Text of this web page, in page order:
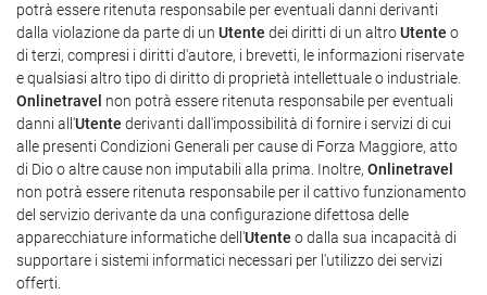
potrà essere ritenuta responsabile per eventuali danni derivanti
dalla violazione da parte di un Utente dei diritti di un altroUtente o
di terzi, compresi i diritti d'autore, i brevetti, le informazioni riservate
e qualsiasi altro tipo di diritto di proprietà intellettuale o industriale.
Onlinetravel non potrà essere ritenuta responsabile per eventuali
danni all'Utente derivanti dall'impossibilità di fornire i servizi di cui
alle presenti Condizioni Generali per cause di Forza Maggiore, atto
di Dio o altre cause non imputabili alla prima. Inoltre, Onlinetravel
non potrà essere ritenuta responsabile per il cattivo funzionamento
del servizio derivante da una configurazione difettosa delle
apparecchiature informatiche dell'Utente o dalla sua incapacità di
supportare i sistemi informatici necessari per l'utilizzo dei servizi
offerti.